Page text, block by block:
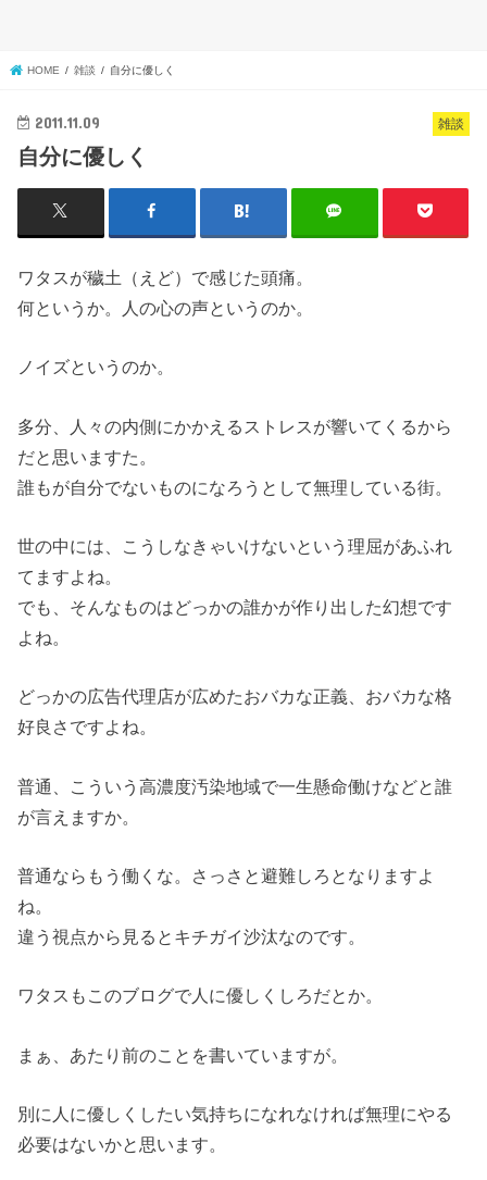
HOME 雑談 自分に優しく
雑談
2011.11.09
自分に優しく
ワタスが穢土（えど）で感じた頭痛。
何というか。人の心の声というのか。
ノイズというのか。
多分、人々の内側にかかえるストレスが響いてくるから
だと思いますた。
誰もが自分でないものになろうとして無理している街。
世の中には、こうしなきゃいけないという理屈があふれ
てますよね。
でも、そんなものはどっかの誰かが作り出した幻想です
よね。
どっかの広告代理店が広めたおバカな正義、おバカな格
好良さですよね。
普通、こういう高濃度汚染地域で一生懸命働けなどと誰
が言えますか。
普通ならもう働くな。さっさと避難しろとなりますよ
ね。
違う視点から見るとキチガイ沙汰なのです。
ワタスもこのブログで人に優しくしろだとか。
まぁ、あたり前のことを書いていますが。
別に人に優しくしたい気持ちになれなければ無理にやる
必要はないかと思います。